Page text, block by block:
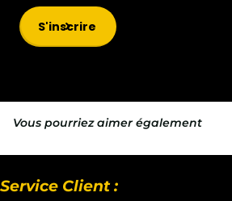
S'inscrire
Vous pourriez aimer également
Service Client :